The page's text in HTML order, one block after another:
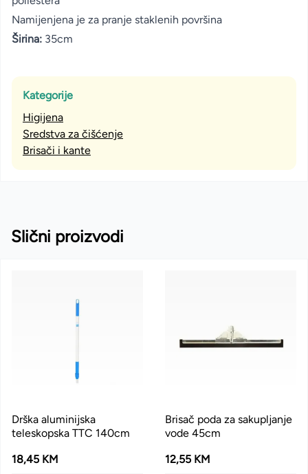
Namijenjena je za pranje staklenih površina
Širina: 35cm
Kategorije
Higijena
Sredstva za čišćenje
Brisači i kante
Slični proizvodi
Drška aluminijska
teleskopska TTC 140cm
18,45 KM
Brisač poda za sakupljanje
vode 45cm
12,55 KM